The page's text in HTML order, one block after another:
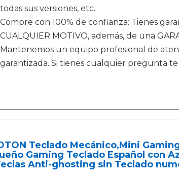
todas sus versiones, etc.
Compre con 100% de confianza: Tienes
CUALQUIER MOTIVO, además, de una
Mantenemos un equipo profesional de
garantizada. Si tienes cualquier pregunta
Teclado Mecánico,Mini
Gaming Teclado Español con
Anti-ghosting sin Teclado